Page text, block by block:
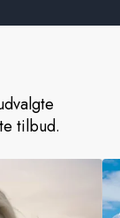
tilbud.